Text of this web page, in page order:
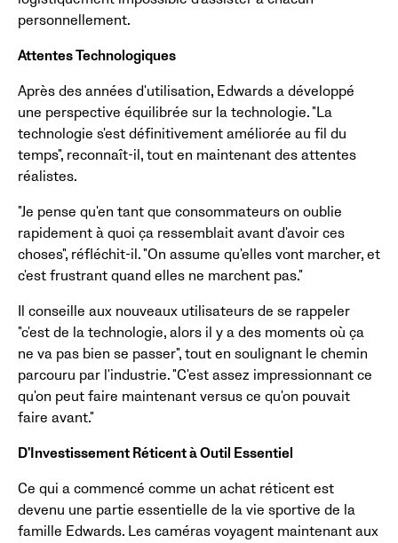
personnellement.
Attentes Technologiques
Après des années d'utilisation, Edwards a développé
une perspective équilibrée sur la technologie. "La
technologie s'est définitivement améliorée au fil du
temps", reconnaît-il, tout en maintenant des attentes
réalistes.
"Je pense qu'en tant que consommateurs on oublie
rapidement à quoi ça ressemblait avant d'avoir ces
choses", réfléchit-il. "On assume qu'elles vont marcher, et
c'est frustrant quand elles ne marchent pas."
Il conseille aux nouveaux utilisateurs de se rappeler
"c'est de la technologie, alors il y a des moments où ça
ne va pas bien se passer", tout en soulignant le chemin
parcouru par l'industrie. "C'est assez impressionnant ce
qu'on peut faire maintenant versus ce qu'on pouvait
faire avant."
D'Investissement Réticent à Outil Essentiel
Ce qui a commencé comme un achat réticent est
devenu une partie essentielle de la vie sportive de la
famille Edwards. Les caméras voyagent maintenant aux